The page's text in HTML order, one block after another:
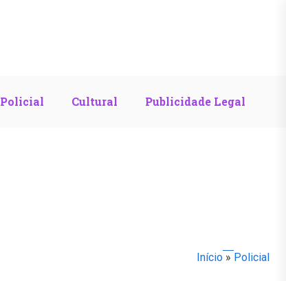
Policial Cultural Publicidade Legal
Início » Policial